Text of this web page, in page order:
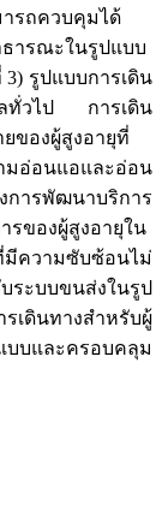
รถควบคุมได้
ารณะในรูปแบบ
รูปแบบการเดิน
ลทั่วไป การเดิน
ของผู้สูงอายุที่
มอ่อนแอและอ่อน
การพัฒนาบริการ
รของผู้สูงอายุใน
ความซับซ้อนไม่
ระบบขนส่งในรูป
เดินทางสำหรับผู้
บบและครอบคลุม